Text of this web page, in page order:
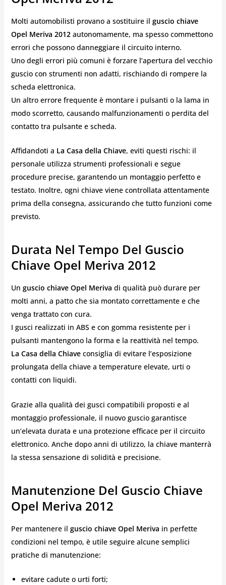
Molti automobilisti provano a sostituire il guscio chiave
Opel Meriva 2012autonomamente, ma spesso commettono
errori che possono danneggiare il circuito interno.
Uno degli errori più comuni è forzare l’apertura del vecchio
guscio con strumenti non adatti, rischiando di rompere la
scheda elettronica.
Un altro errore frequente è montare i pulsanti o la lama in
modo scorretto, causando malfunzionamenti o perdita del
contatto tra pulsante e scheda.
Affidandoti a La Casa della Chiave, eviti questi rischi: il
personale utilizza strumenti professionali e segue
procedure precise, garantendo un montaggio perfetto e
testato. Inoltre, ogni chiave viene controllata attentamente
prima della consegna, assicurando che tutto funzioni come
previsto.
Durata Nel Tempo Del Guscio
Chiave Opel Meriva 2012
Un guscio chiave Opel Meriva di qualità può durare per
molti anni, a patto che sia montato correttamente e che
venga trattato con cura.
I gusci realizzati in ABS e con gomma resistente per i
pulsanti mantengono la forma e la reattività nel tempo.
La Casa della Chiaveconsiglia di evitare l’esposizione
prolungata della chiave a temperature elevate, urti o
contatti con liquidi.
Grazie alla qualità dei gusci compatibili proposti e al
montaggio professionale, il nuovo guscio garantisce
un’elevata durata e una protezione efficace per il circuito
elettronico. Anche dopo anni di utilizzo, la chiave manterrà
la stessa sensazione di solidità e precisione.
Manutenzione Del Guscio Chiave
Opel Meriva 2012
Per mantenere il guscio chiave Opel Meriva in perfette
condizioni nel tempo, è utile seguire alcune semplici
pratiche di manutenzione:
evitare cadute o urti forti;